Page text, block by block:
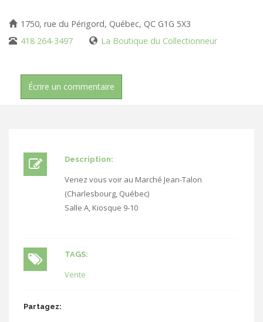
1750, rue du Périgord, Québec, QC G1G 5X3
418 264-3497
La Boutique du Collectionneur
Écrire un commentaire
Description:
Venez vous voir au Marché Jean-Talon
(Charlesbourg, Québec)
Salle A, Kiosque 9-10
TAGS:
Vente
Partagez: